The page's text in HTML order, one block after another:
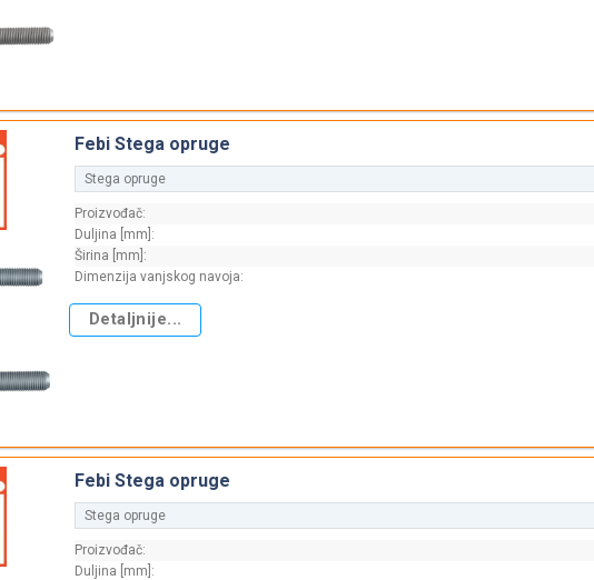
Febi Stega opruge
Stega opruge
Proizvođač:
Duljina [mm]:
Širina [mm]:
Dimenzija vanjskog navoja:
Detaljnije...
Febi Stega opruge
Stega opruge
Proizvođač:
Duljina [mm]: